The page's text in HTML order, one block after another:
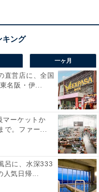
山店」の口コミは？
」には、Googleクチコ
一ヶ月
直営店に、全国
名阪・伊...
マーケットか
で。ファー...
呂に、水深333
気日帰...